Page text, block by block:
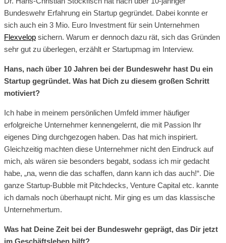
Bundeswehr Erfahrung ein Startup gegründet. Dabei konnte er
sich auch ein 3 Mio. Euro Investment für sein Unternehmen
Flexvelop sichern. Warum er dennoch dazu rät, sich das Gründen
sehr gut zu überlegen, erzählt er Startupmag im Interview.
Hans, nach über 10 Jahren bei der Bundeswehr hast Du ein
Startup gegründet. Was hat Dich zu diesem großen Schritt
motiviert?
Ich habe in meinem persönlichen Umfeld immer häufiger
erfolgreiche Unternehmer kennengelernt, die mit Passion Ihr
eigenes Ding durchgezogen haben. Das hat mich inspiriert.
Gleichzeitig machten diese Unternehmer nicht den Eindruck auf
mich, als wären sie besonders begabt, sodass ich mir gedacht
habe, „na, wenn die das schaffen, dann kann ich das auch!“. Die
ganze Startup-Bubble mit Pitchdecks, Venture Capital etc. kannte
ich damals noch überhaupt nicht. Mir ging es um das klassische
Unternehmertum.
Was hat Deine Zeit bei der Bundeswehr geprägt, das Dir jetzt